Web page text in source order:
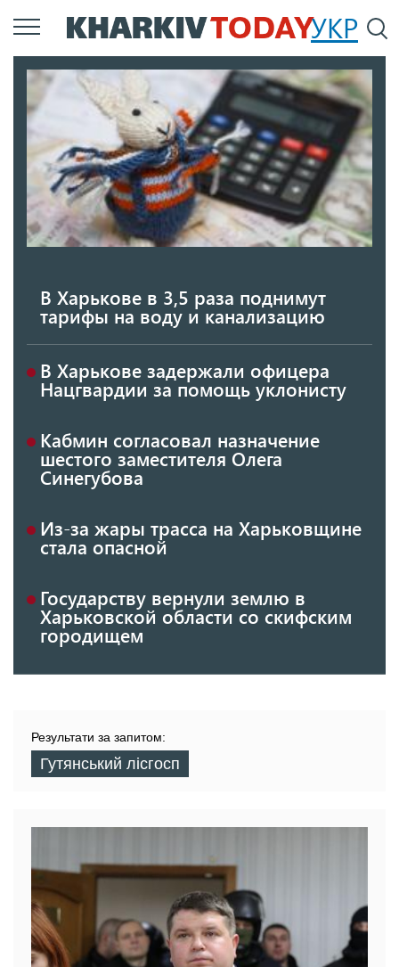
Перейти
к
содержанию
УКР
В Харькове в 3,5 раза поднимут
тарифы на воду и канализацию
В Харькове задержали офицера
Нацгвардии за помощь уклонисту
Кабмин согласовал назначение
шестого заместителя Олега
Синегубова
Из-за жары трасса на Харьковщине
стала опасной
Государству вернули землю в
Харьковской области со скифским
городищем
Результати за запитом:
Гутянський лісгосп